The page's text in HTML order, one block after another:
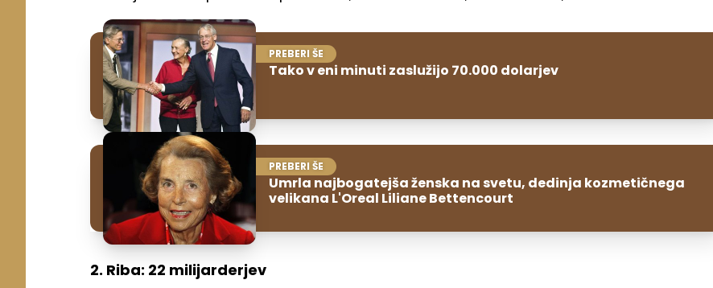
PREBERI ŠE
Tako v eni minuti zaslužijo 70.000 dolarjev
PREBERI ŠE
Umrla najbogatejša ženska na svetu, dedinja kozmetičnega
velikana L'Oreal Liliane Bettencourt
2. Riba: 22 milijarderjev